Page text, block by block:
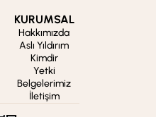
KURUMSAL
Hakkımızda
Aslı Yıldırım
Kimdir
Yetki
Belgelerimiz
İletişim